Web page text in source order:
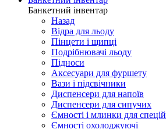
Банкетний інвентар
Назад
Відра для льоду
Пінцети і щипці
Подрібнювачі льоду
Підноси
Аксесуари для фуршету
Вази і підсвічники
Диспенсери для напоїв
Диспенсери для сипучих
Ємності і млинки для спецій
Ємності охолоджуючі